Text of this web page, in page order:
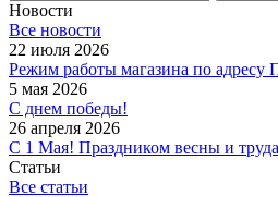
Новости
Все новости
22 июля 2026
Режим работы магазина по адресу
5 мая 2026
С днем победы!
26 апреля 2026
С 1 Мая! Праздником весны и
Статьи
Все статьи